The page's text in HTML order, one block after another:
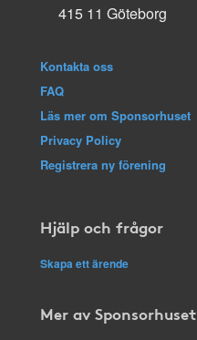
415 11 Göteborg
Kontakta oss
FAQ
Läs mer om Sponsorhuset
Privacy Policy
Registrera ny förening
Hjälp och frågor
Skapa ett ärende
Mer av Sponsorhuset